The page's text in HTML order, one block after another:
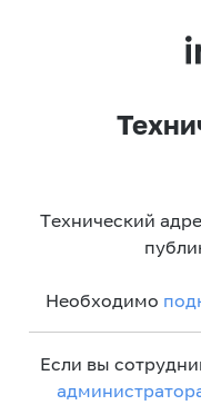
Технический
Необходимо
Если вы